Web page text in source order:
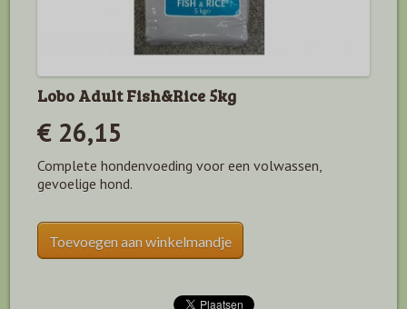
Lobo Adult Fish&Rice 5kg
€ 26,15
Complete hondenvoeding voor een volwassen,
gevoelige hond.
Toevoegen aan winkelmandje